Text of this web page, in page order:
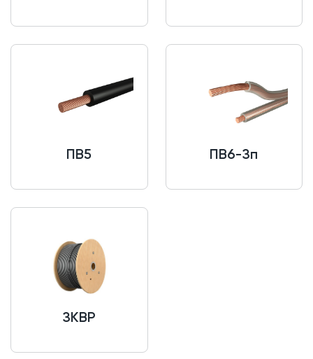
ПВ5 ПВ6-Зп
ЗКВР